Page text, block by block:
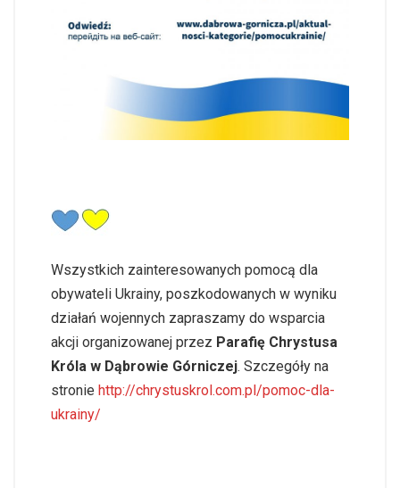
Wszystkich zainteresowanych pomocą dla
obywateli Ukrainy, poszkodowanych w wyniku
działań wojennych zapraszamy do wsparcia
akcji organizowanej przez Parafię Chrystusa
Króla w Dąbrowie Górniczej. Szczegóły na
stronie http://chrystuskrol.com.pl/pomoc-dla-
ukrainy/